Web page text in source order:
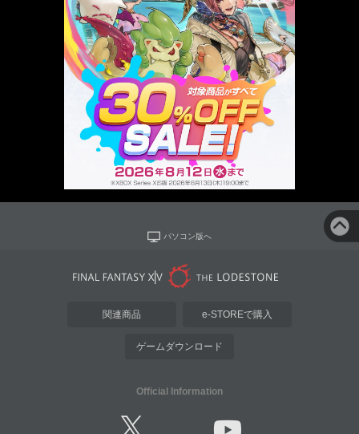
パソコン版へ
関連商品 e-STOREで購入
ゲームダウンロード
Official Information